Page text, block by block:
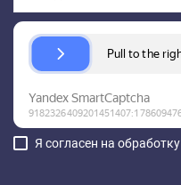
Я согласен на обработку